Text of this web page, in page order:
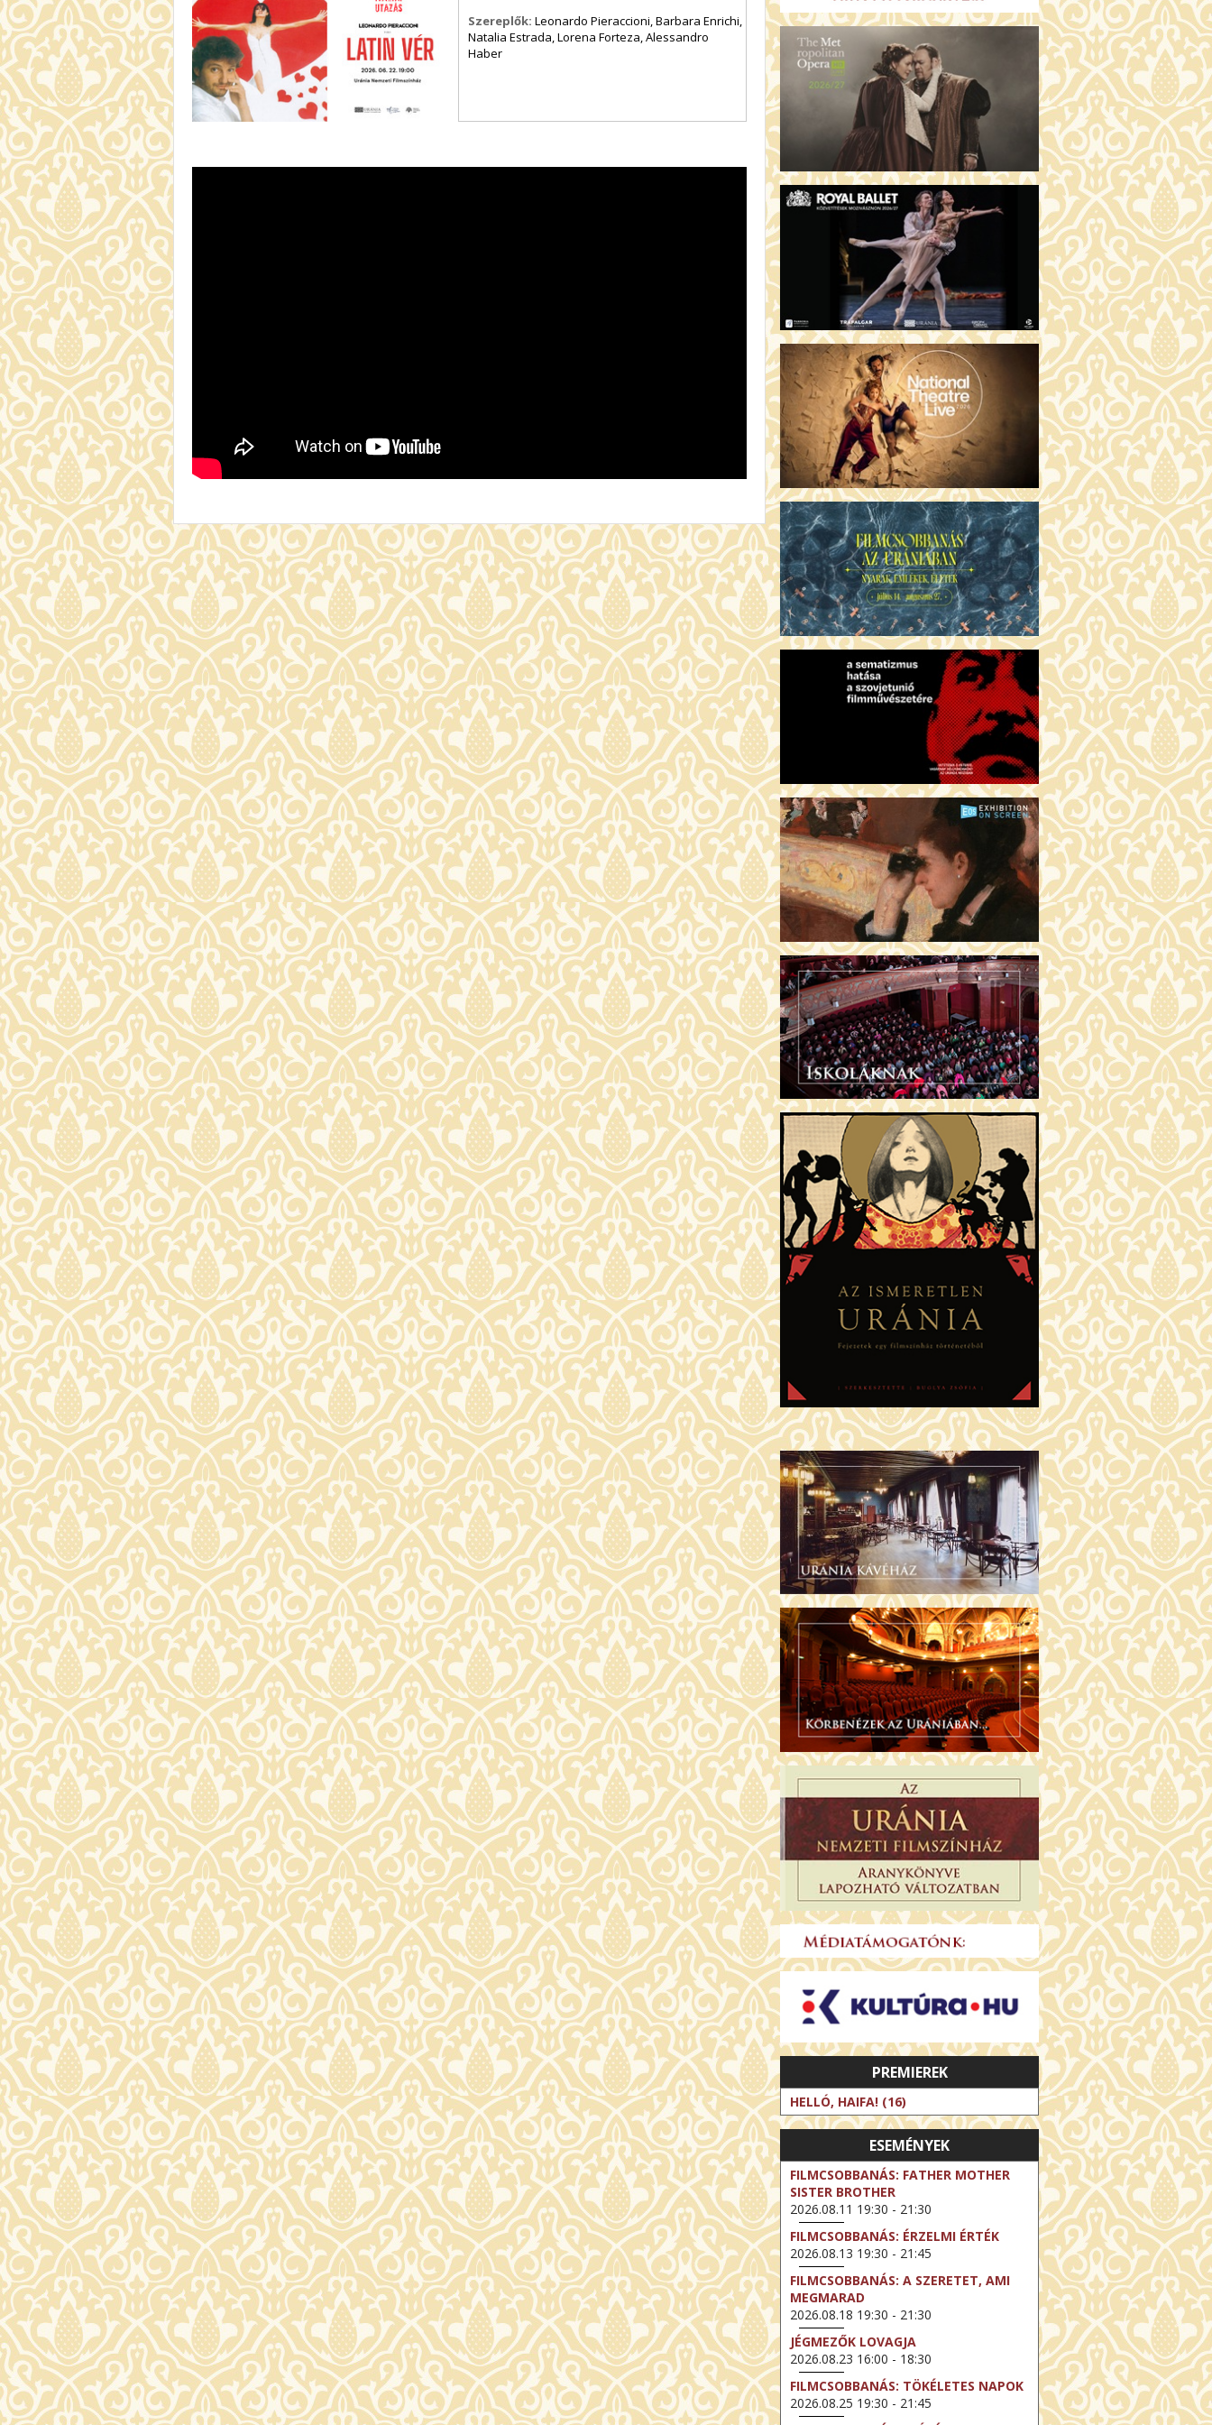
Szereplők:Leonardo Pieraccioni, Barbara Enrichi,
Natalia Estrada, Lorena Forteza, Alessandro
Haber
PREMIEREK
HELLÓ, HAIFA! (16)
ESEMÉNYEK
FILMCSOBBANÁS: FATHER MOTHER
SISTER BROTHER
2026.08.11 19:30 - 21:30
FILMCSOBBANÁS: ÉRZELMI ÉRTÉK
2026.08.13 19:30 - 21:45
FILMCSOBBANÁS: A SZERETET, AMI
MEGMARAD
2026.08.18 19:30 - 21:30
JÉGMEZŐK LOVAGJA
2026.08.23 16:00 - 18:30
FILMCSOBBANÁS: TÖKÉLETES NAPOK
2026.08.25 19:30 - 21:45